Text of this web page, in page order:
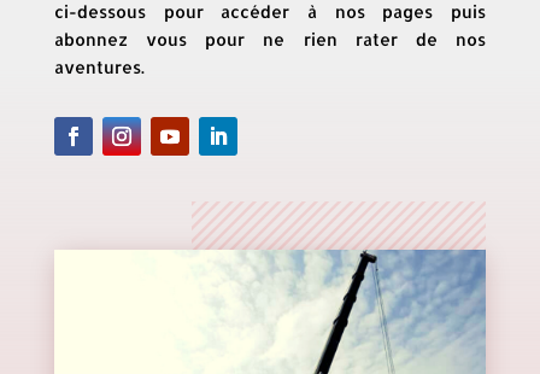
ci-dessous pour accéder à nos pages puis
abonnez vous pour ne rien rater de nos
aventures.